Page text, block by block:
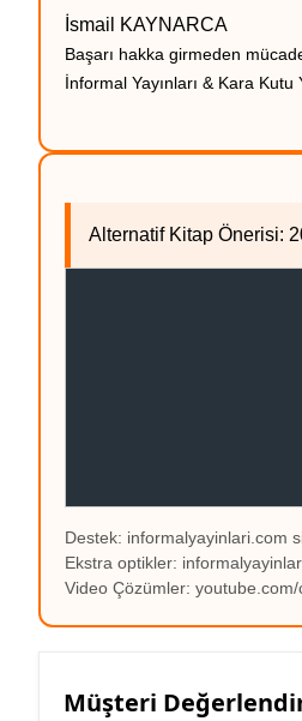
İsmail KAYNARCA
Başarı hakka girmeden
İnformal Yayınları & Kara Kutu
Alternatif Kitap Önerisi:
Destek: informalyayinlari.com
Ekstra optikler:
Video Çözümler:
Müşteri